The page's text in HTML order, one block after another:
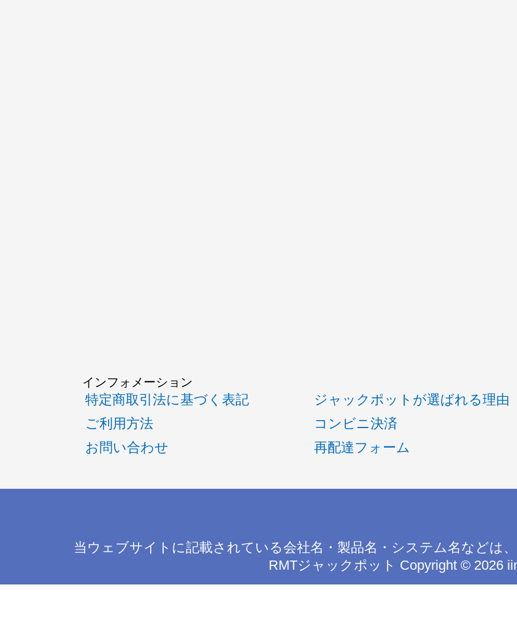
インフォメーション
特定商取引法に基づく表記 ジャックポットが選ばれる理由
ご利用方法
コンビニ決済
お問い合わせ
再配達フォーム
当ウェブサイトに記載されている会社名・製品名・システム名などは
RMTジャックポット Copyright © 2026